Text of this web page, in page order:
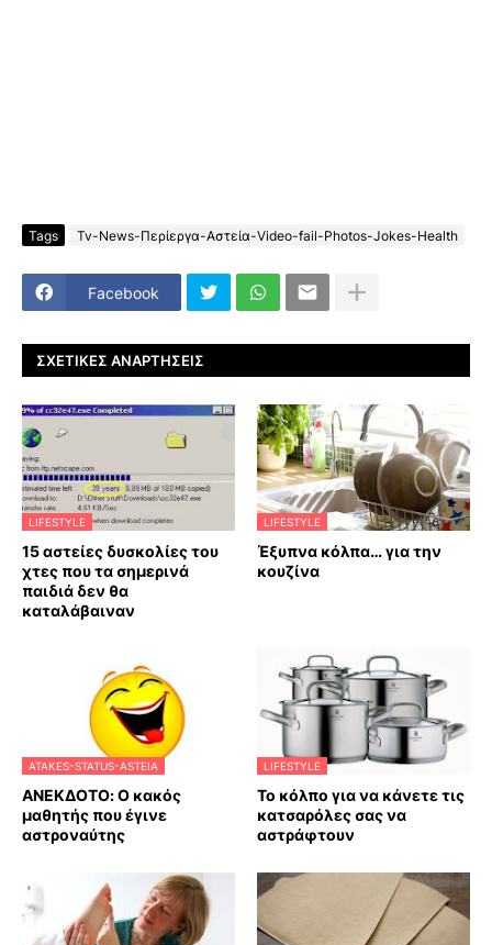
Tags Tv-News-Περίεργα-Αστεία-Video-fail-Photos-Jokes-Health
Facebook
ΣΧΕΤΙΚΈΣ ΑΝΑΡΤΉΣΕΙΣ
LIFESTYLE
15 αστείες δυσκολίες του
χτες που τα σημερινά
παιδιά δεν θα
καταλάβαιναν
LIFESTYLE
Έξυπνα κόλπα… για την
κουζίνα
ATAKES-STATUS-ASTEIA
ΑΝΕΚΔΟΤΟ: Ο κακός
μαθητής που έγινε
αστροναύτης
LIFESTYLE
Το κόλπο για να κάνετε τις
κατσαρόλες σας να
αστράφτουν